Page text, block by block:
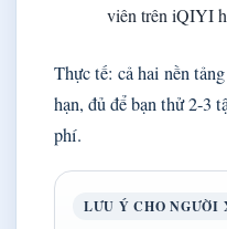
viên trên iQIYI
Thực tế: cả hai nền
hạn, đủ để bạn thử 2-3
phí.
LƯU Ý CHO NGƯỜI